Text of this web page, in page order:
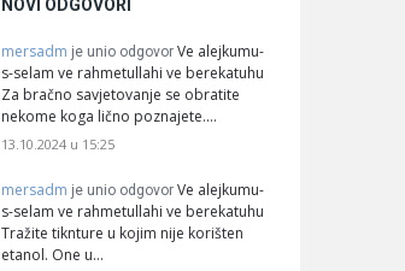
NOVI ODGOVORI
mersadm je unio odgovor Ve alejkumu-
s-selam ve rahmetullahi ve berekatuhu
Za bračno savjetovanje se obratite
nekome koga lično poznajete.…
13.10.2024 u 15:25
mersadm je unio odgovor Ve alejkumu-
s-selam ve rahmetullahi ve berekatuhu
Tražite tiknture u kojim nije korišten
etanol. One u…